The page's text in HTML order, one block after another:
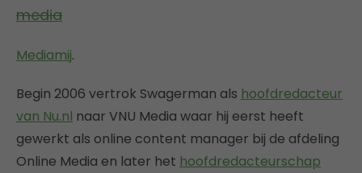
media
Mediamij.
Begin 2006 vertrok Swagerman als hoofdredacteur
van Nu.nl naar VNU Media waar hij eerst heeft
gewerkt als online content manager bij de afdeling
Online Media en later het hoofdredacteurschap